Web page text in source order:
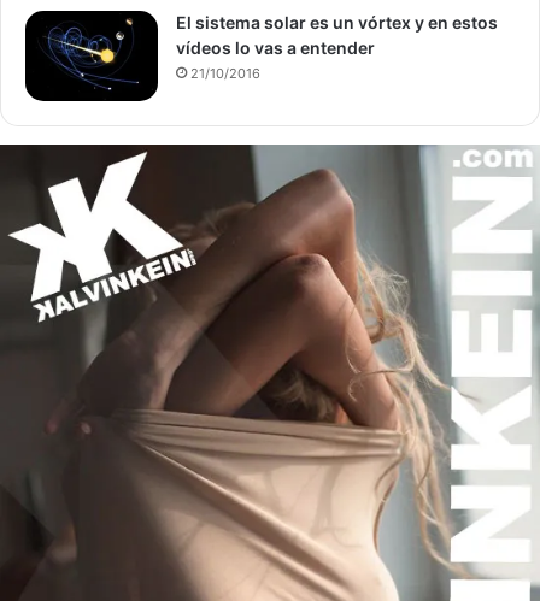
El sistema solar es un vórtex y en estos
vídeos lo vas a entender
21/10/2016